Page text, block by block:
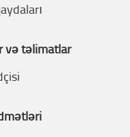
və təlimatlar